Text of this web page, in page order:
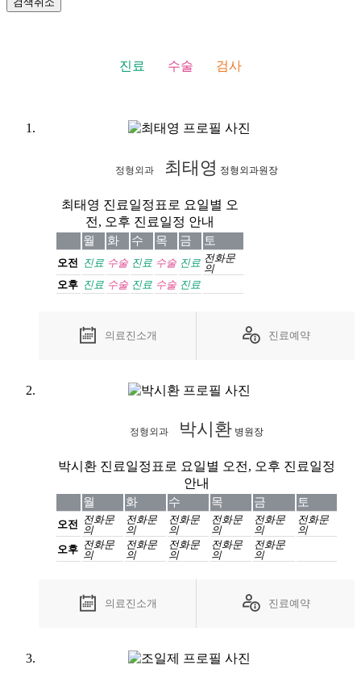
진료 수술 검사
정형외과 최태영 정형외과원장
의료진소개 진료예약
최태영 진료일정표로 요일별 오
전, 오후 진료일정 안내
월 화 수 목 금 토
오전 진료 수술 진료 수술 진료 전화문
의
오후 진료 수술 진료 수술 진료
정형외과 박시환 병원장
의료진소개 진료예약
박시환 진료일정표로 요일별 오전, 오후 진료일정
안내
월 화 수 목 금 토
오전 전화문
의
전화문
의
전화문
의
전화문
의
전화문
의
전화문
의
오후 전화문
의
전화문
의
전화문
의
전화문
의
전화문
의